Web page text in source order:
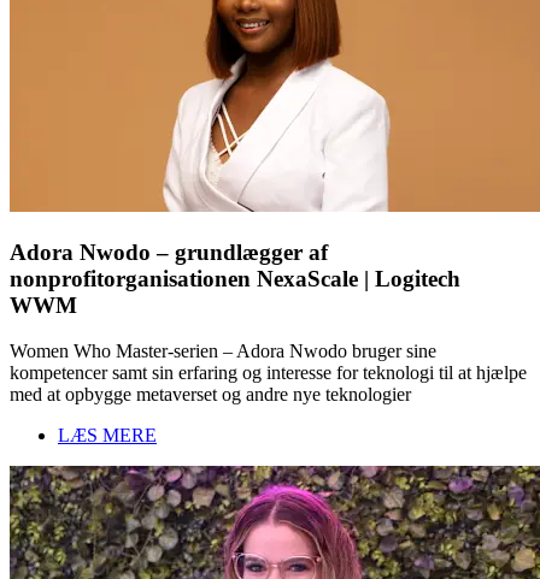
Adora Nwodo – grundlægger af
nonprofitorganisationen NexaScale | Logitech
WWM
Women Who Master-serien – Adora Nwodo bruger sine
kompetencer samt sin erfaring og interesse for teknologi til at hjælpe
med at opbygge metaverset og andre nye teknologier
LÆS MERE